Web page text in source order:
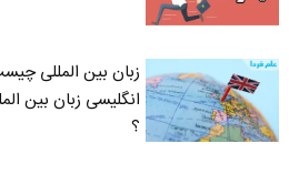
زبان بین المللی
انگلیسی زبان بین
؟